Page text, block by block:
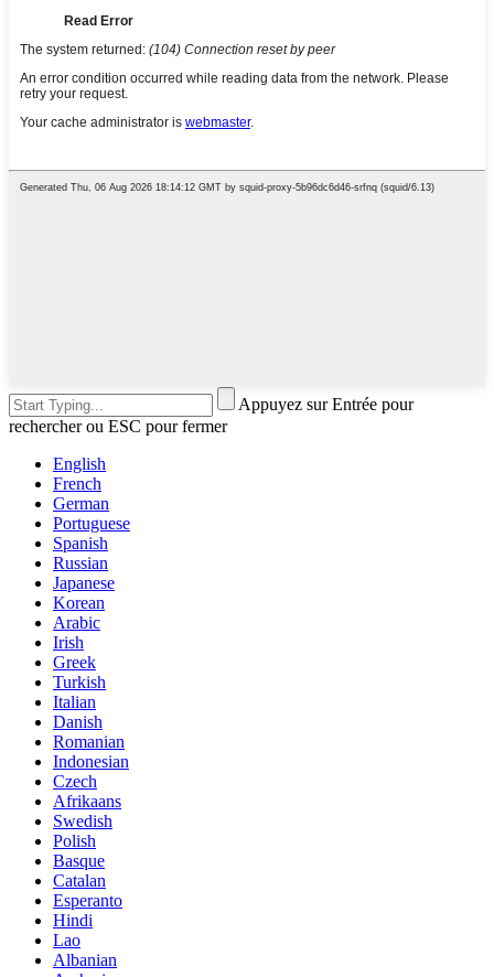
Appuyez sur Entrée pour
rechercher ou ESC pour fermer
English
French
German
Portuguese
Spanish
Russian
Japanese
Korean
Arabic
Irish
Greek
Turkish
Italian
Danish
Romanian
Indonesian
Czech
Afrikaans
Swedish
Polish
Basque
Catalan
Esperanto
Hindi
Lao
Albanian